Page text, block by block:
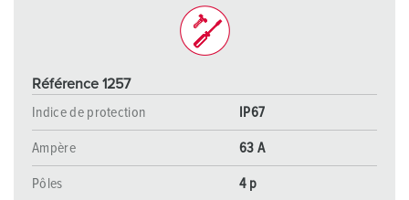
Référence 1257
Indice de protection
IP67
Ampère 63 A
Pôles 4 p